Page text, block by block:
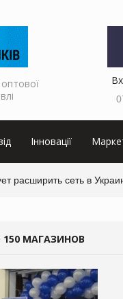
Інновації
расширить сеть в
МАГАЗИНОВ